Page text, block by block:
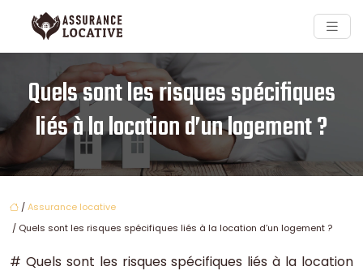
Quels sont les risques spécifiques
liés à la location d’un logement ?
/Assurance locative
/ Quels sont les risques spécifiques liés à la location d’un logement ?
# Quels sont les risques spécifiques liés à la location